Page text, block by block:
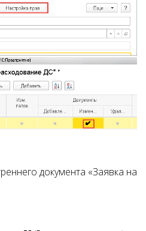
документа «Заявка на